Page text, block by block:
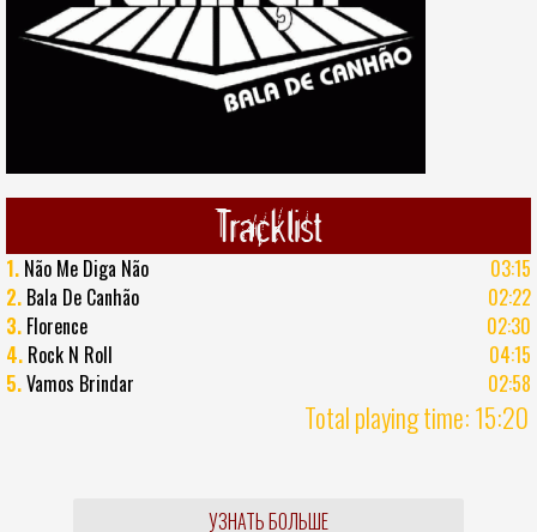
Tracklist
1. Não Me Diga Não
03:15
2. Bala De Canhão
02:22
3. Florence
02:30
4. Rock N Roll
04:15
5.Vamos Brindar 02:58
Total playing time: 15:20
УЗНАТЬ БОЛЬШЕ